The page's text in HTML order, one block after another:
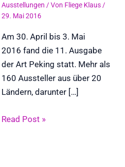
Ausstellungen / Von Fliege Klaus /
29. Mai 2016
Am 30. April bis 3. Mai
2016 fand die 11. Ausgabe
der Art Peking statt. Mehr als
160 Aussteller aus über 20
Ländern, darunter […]
Read Post »